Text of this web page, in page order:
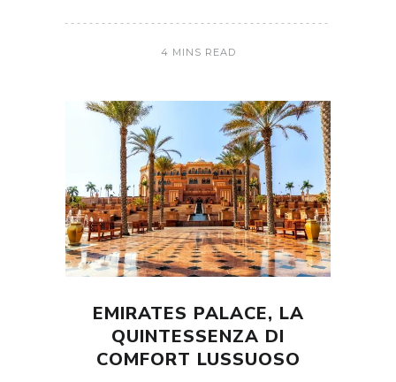
4 MINS READ
EMIRATES PALACE, LA
QUINTESSENZA DI
COMFORT LUSSUOSO